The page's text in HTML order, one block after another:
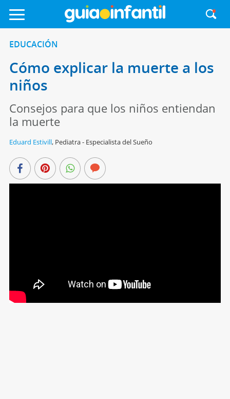
EDUCACIÓN
Cómo explicar la muerte a los
niños
Consejos para que los niños entiendan
la muerte
Eduard Estivill, Pediatra - Especialista del Sueño